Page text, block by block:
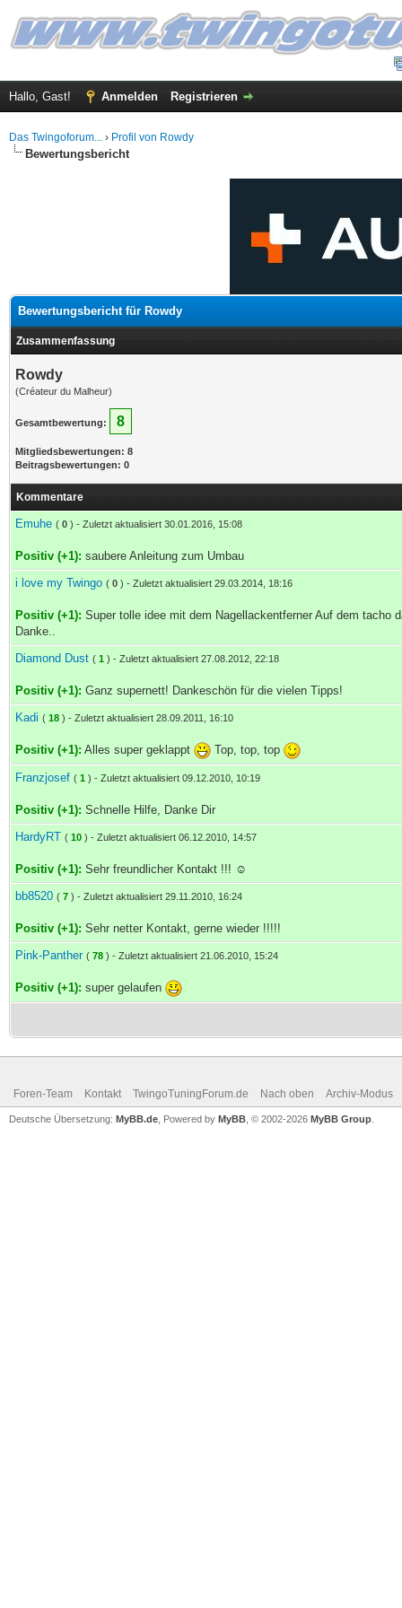
Hallo, Gast! Anmelden Registrieren
Das Twingoforum... › Profil von Rowdy
Bewertungsbericht
Bewertungsbericht für Rowdy
Zusammenfassung
Rowdy
(Créateur du Malheur)
Gesamtbewertung: 8
Mitgliedsbewertungen: 8
Beitragsbewertungen: 0
Kommentare
Emuhe ( 0 ) - Zuletzt aktualisiert 30.01.2016, 15:08
Positiv (+1): saubere Anleitung zum Umbau
i love my Twingo ( 0 ) - Zuletzt aktualisiert 29.03.2014, 18:16
Positiv (+1): Super tolle idee mit dem Nagellackentferner Auf dem tacho
Danke..
Diamond Dust ( 1 ) - Zuletzt aktualisiert 27.08.2012, 22:18
Positiv (+1): Ganz supernett! Dankeschön für die vielen Tipps!
Kadi ( 18 ) - Zuletzt aktualisiert 28.09.2011, 16:10
Positiv (+1): Alles super geklappt Top, top, top
Franzjosef ( 1 ) - Zuletzt aktualisiert 09.12.2010, 10:19
Positiv (+1): Schnelle Hilfe, Danke Dir
HardyRT ( 10 ) - Zuletzt aktualisiert 06.12.2010, 14:57
Positiv (+1): Sehr freundlicher Kontakt !!! ☺
bb8520 ( 7 ) - Zuletzt aktualisiert 29.11.2010, 16:24
Positiv (+1): Sehr netter Kontakt, gerne wieder !!!!!
Pink-Panther ( 78 ) - Zuletzt aktualisiert 21.06.2010, 15:24
Positiv (+1): super gelaufen
Foren-Team Kontakt TwingoTuningForum.de Nach oben Archiv-Modus
Deutsche Übersetzung: MyBB.de , Powered by MyBB , © 2002-2026 MyBB Group